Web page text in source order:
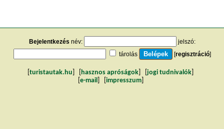
Bejelentkezés név:
jelszó:
tárolás
[regisztráció]
turistautak.hu hasznos apróságok jogi tudnivalók
e-mail impresszum]